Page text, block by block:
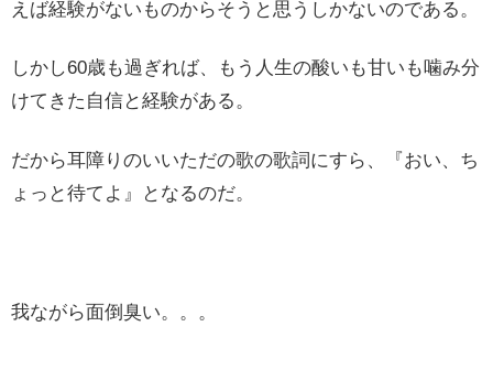
えば経験がないものからそうと思うしかないのである。
しかし60歳も過ぎれば、もう人生の酸いも甘いも噛み分
けてきた自信と経験がある。
だから耳障りのいいただの歌の歌詞にすら、『おい、ち
ょっと待てよ』となるのだ。
我ながら面倒臭い。。。